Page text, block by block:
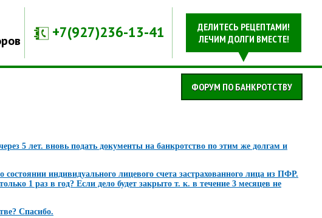
+7(927)236-13-41
ДЕЛИТЕСЬ РЕЦЕПТАМИ!
ЛЕЧИМ ДОЛГИ ВМЕСТЕ!
ФОРУМ ПО БАНКРОТСТВУ
5 лет. вновь подать документы на банкротство по этим же долгам и
индивидуального лицевого счета застрахованного лица из ПФР.
1 раз в год? Если дело будет закрыто т. к. в течение 3 месяцев не
Спасибо.